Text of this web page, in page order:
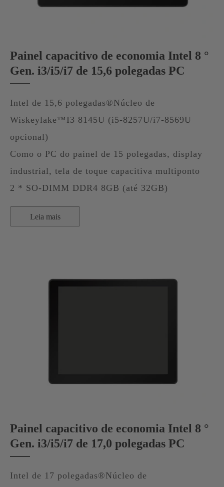
Painel capacitivo de economia Intel 8 °
Gen. i3/i5/i7 de 15,6 polegadas PC
Intel de 15,6 polegadas®Núcleo de
Wiskeylake™I3 8145U (i5-8257U/i7-8569U
opcional)
Como o PC do painel de 15 polegadas, display
industrial, tela de toque capacitiva multiponto
2 * SO-DIMM DDR4 8GB (até 32GB)
Leia mais
Painel capacitivo de economia Intel 8 °
Gen. i3/i5/i7 de 17,0 polegadas PC
Intel de 17 polegadas®Núcleo de